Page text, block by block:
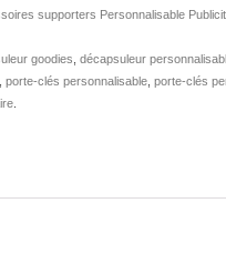
supporters Personnalisable
goodies décapsuleur
porte-clés personnalisable, porte-clés
.